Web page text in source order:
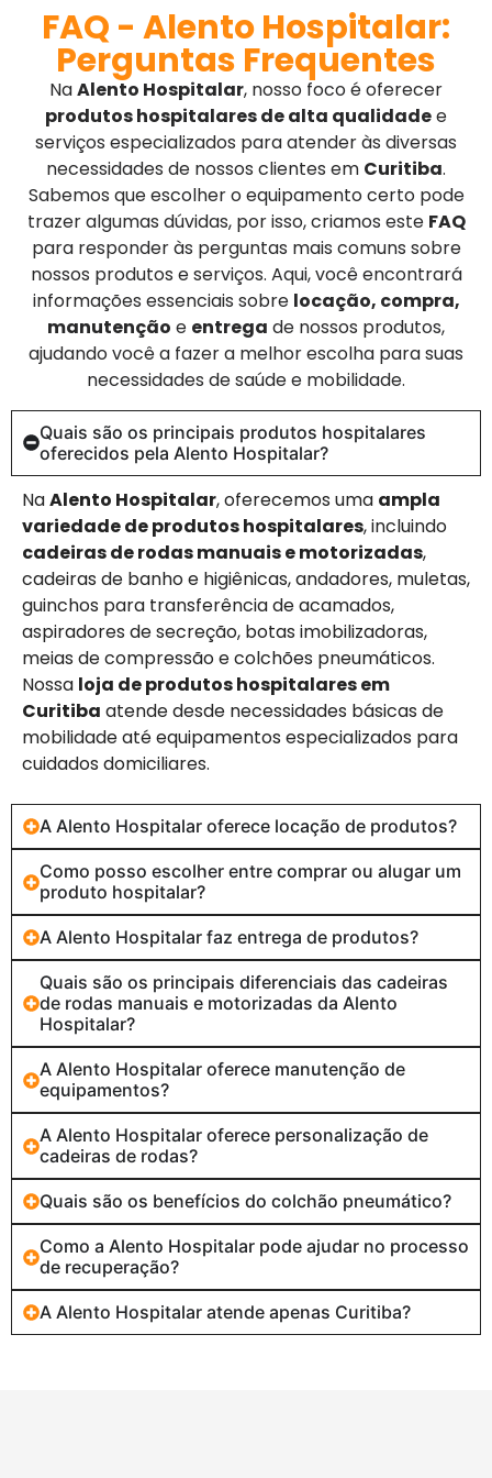
FAQ - Alento Hospitalar:
Perguntas Frequentes
NaAlento Hospitalar, nosso foco é oferecer
produtos hospitalares de alta qualidadee
serviços especializados para atender às diversas
necessidades de nossos clientes em Curitiba.
Sabemos que escolher o equipamento certo pode
trazer algumas dúvidas, por isso, criamos este FAQ
para responder às perguntas mais comuns sobre
nossos produtos e serviços. Aqui, você encontrará
informações essenciais sobre locação, compra,
manutenção e entrega de nossos produtos,
ajudando você a fazer a melhor escolha para suas
necessidades de saúde e mobilidade.
Quais são os principais produtos hospitalares
oferecidos pela Alento Hospitalar?
NaAlento Hospitalar, oferecemos uma ampla
variedade de produtos hospitalares, incluindo
cadeiras de rodas manuais e motorizadas,
cadeiras de banho e higiênicas, andadores, muletas,
guinchos para transferência de acamados,
aspiradores de secreção, botas imobilizadoras,
meias de compressão e colchões pneumáticos.
Nossa loja de produtos hospitalares em
Curitiba atende desde necessidades básicas de
mobilidade até equipamentos especializados para
cuidados domiciliares.
A Alento Hospitalar oferece locação de produtos?
Como posso escolher entre comprar ou alugar um
produto hospitalar?
A Alento Hospitalar faz entrega de produtos?
Quais são os principais diferenciais das cadeiras
de rodas manuais e motorizadas da Alento
Hospitalar?
A Alento Hospitalar oferece manutenção de
equipamentos?
A Alento Hospitalar oferece personalização de
cadeiras de rodas?
Quais são os benefícios do colchão pneumático?
Como a Alento Hospitalar pode ajudar no processo
de recuperação?
A Alento Hospitalar atende apenas Curitiba?